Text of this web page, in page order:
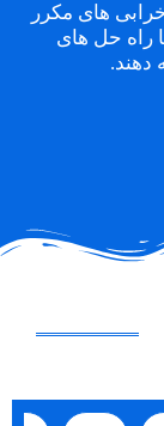
های مکرر
راه حل های
دهند.